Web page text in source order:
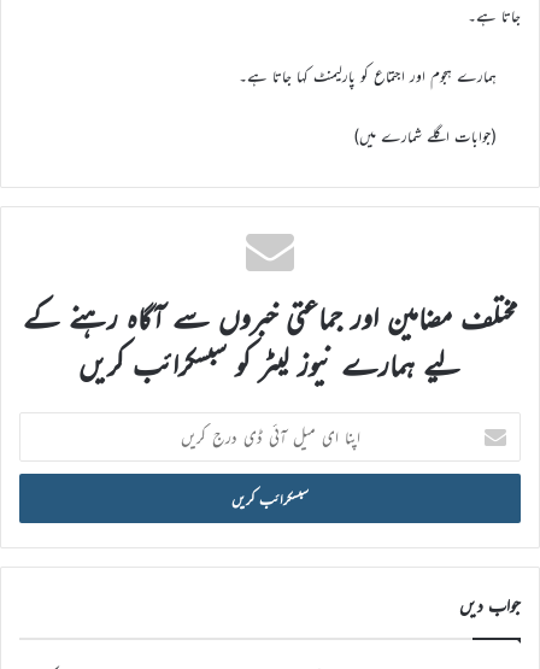
جاتا ہے۔
ہمارے ہجوم اور اجتماع کو پارلیمنٹ کہا جاتا ہے۔
(جوابات اگلے شمارے میں)
مختلف مضامین اور جماعتی خبروں سے آگاہ رہنے کے
لیے ہمارے نیوز لیٹر کو سبسکرائب کریں
اپنا
ای
میل
ڈی
درج
کریں
جواب دیں